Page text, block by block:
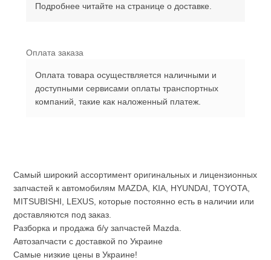
Подробнее читайте на странице о доставке.
Оплата заказа
Оплата товара осуществляется наличными и
доступными сервисами оплаты транспортных
компаний, такие как наложенный платеж.
Самый широкий ассортимент оригинальных и лицензионных
запчастей к автомобилям MAZDA, KIA, HYUNDAI, TOYOTA,
MITSUBISHI, LEXUS, которые постоянно есть в наличии или
доставляются под заказ.
Разборка и продажа б/у запчастей Mazda.
Автозапчасти с доставкой по Украине
Самые низкие цены в Украине!